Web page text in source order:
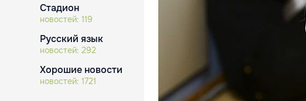
Стадион
новостей: 119
Русский язык
новостей: 292
Хорошие новости
новостей: 1721